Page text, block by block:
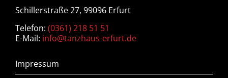
Schillerstraße 27, 99096 Erfurt
Telefon: (0361) 218 51 51
E-Mail: info@tanzhaus-erfurt.de
Impressum